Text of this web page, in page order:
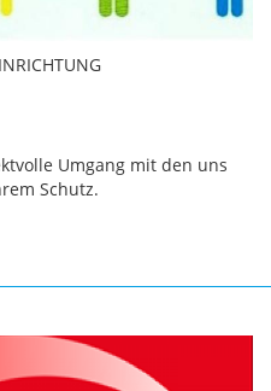
Umgang mit den uns
Schutz.